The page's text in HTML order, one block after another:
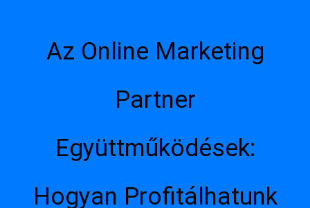
Az Online Marketing
Partner
Együttműködések:
Hogyan Profitálhatunk